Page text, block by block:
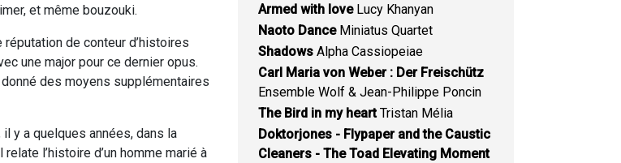
et même bouzouki.
de conteur d’histoires
une major pour ce dernier opus.
des moyens supplémentaires
y a quelques années, dans la
l’histoire d’un homme marié à
Armed with loveLucy Khanyan
Naoto DanceMiniatus Quartet
Shadows Alpha Cassiopeiae
Carl Maria von Weber : Der Freischütz
Ensemble Wolf & Jean-Philippe Poncin
The Bird in my heartTristan Mélia
Doktorjones - Flypaper and the Caustic
Cleaners - The Toad Elevating Moment